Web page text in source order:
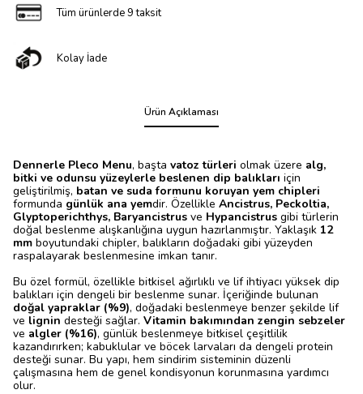
Tüm ürünlerde 9 taksit
Kolay İade
Ürün Açıklaması
Dennerle Pleco Menu, başta vatoz türleri olmak üzere alg,
bitki ve odunsu yüzeylerle beslenen dip balıkları için
geliştirilmiş, batan ve suda formunu koruyan yem chipleri
formunda günlük ana yemdir. Özellikle Ancistrus, Peckoltia,
Glyptoperichthys, Baryancistrus ve Hypancistrus gibi türlerin
doğal beslenme alışkanlığına uygun hazırlanmıştır. Yaklaşık 12
mm boyutundaki chipler, balıkların doğadaki gibi yüzeyden
raspalayarak beslenmesine imkan tanır.
Bu özel formül, özellikle bitkisel ağırlıklı ve lif ihtiyacı yüksek dip
balıkları için dengeli bir beslenme sunar. İçeriğinde bulunan
doğal yapraklar (%9), doğadaki beslenmeye benzer şekilde lif
ve lignin desteği sağlar. Vitamin bakımından zengin sebzeler
ve algler (%16), günlük beslenmeye bitkisel çeşitlilik
kazandırırken; kabuklular ve böcek larvaları da dengeli protein
desteği sunar. Bu yapı, hem sindirim sisteminin düzenli
çalışmasına hem de genel kondisyonun korunmasına yardımcı
olur.